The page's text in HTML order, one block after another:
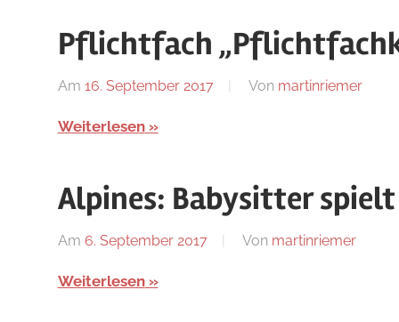
Blog
Pflichtfach
Am 16. September 2017 Von martinriemerIn
Weiterlesen
Alpines: Babysitter
Am 6. September 2017 Von martinriemerIn
Weiterlesen